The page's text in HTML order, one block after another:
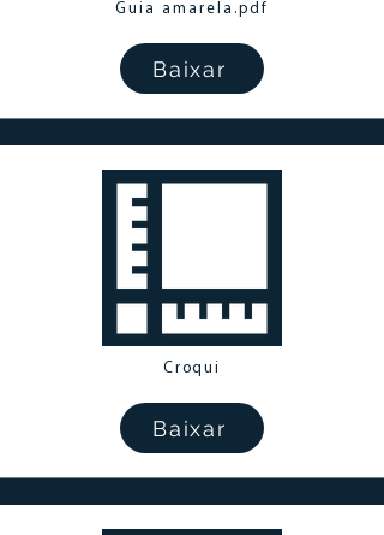
Guia amarela.pdf
Baixar
Croqui
Baixar